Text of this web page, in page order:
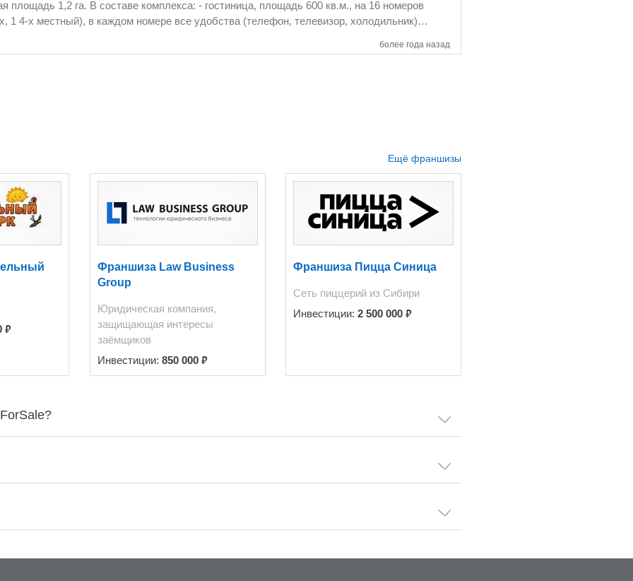
более года назад
номере все удобства (телефон, телевизор, холодильник).
и кондиционирования; - магазин, 122 кв.м.; - 2 гаража; -
Ещё франшизы
₽
Франшиза Law Business
Group
Юридическая компания,
защищающая интересы
заёмщиков
Инвестиции: 850 000 ₽
Франшиза Пицца Синица
Сеть пиццерий из Сибири
Инвестиции:2 500 000₽